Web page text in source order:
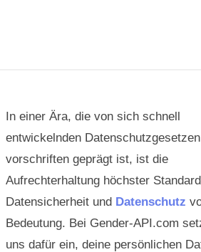
In einer Ära, die von sich schnell
entwickelnden
vorschriften geprägt ist, ist die
Aufrechterhaltung höchster
Datensicherheit und Datenschutz
Bedeutung. Bei Gender-API.com
uns dafür ein, deine persönlichen